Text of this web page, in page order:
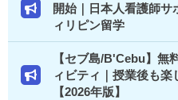
開始｜日本人看護師サ
ィリピン留学
【セブ島/B'Cebu】無
ィビティ｜授業後も楽
【2026年版】